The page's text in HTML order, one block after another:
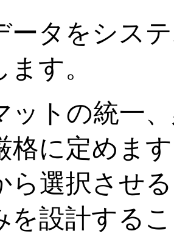
ータをシス
す。
ットの統一
格に定めま
ら選択させ
を設計する